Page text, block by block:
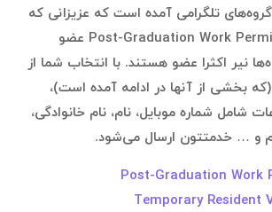
تلگرامی آمده است که عزیزانی که
در گروه Post-Graduation Work Permit (PGWP) عضو
نیر اکثرا عضو هستند. با انتخاب شما از
بخشی از آنها در ادامه آمده است)،
شامل شماره موبایل، نام، نام خانوادگی،
و … خدمتتون ارسال می‌شود.
Post-Graduation Work
Temporary Resident